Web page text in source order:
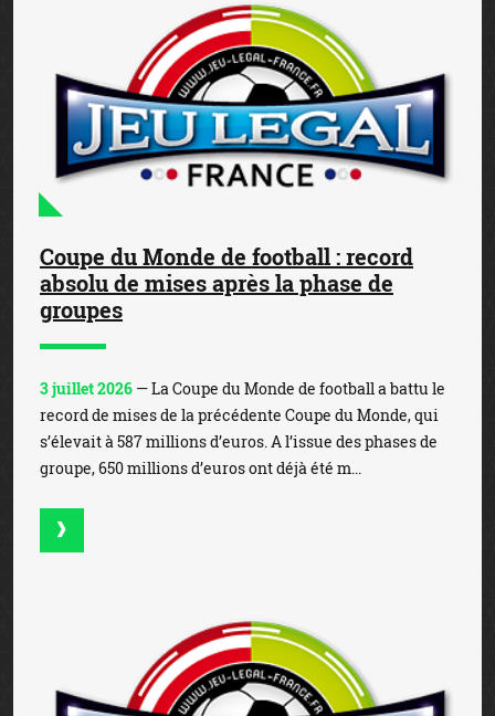
Coupe du Monde de football : record
absolu de mises après la phase de
groupes
3 juillet 2026 — La Coupe du Monde de football a battu le
record de mises de la précédente Coupe du Monde, qui
s’élevait à 587 millions d’euros. A l’issue des phases de
groupe, 650 millions d’euros ont déjà été m...